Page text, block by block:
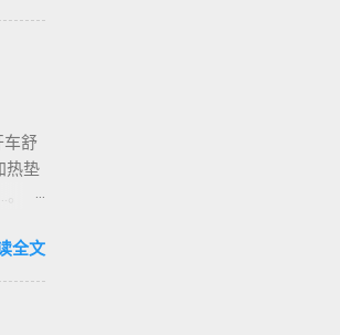
舒
热垫
。买
水
全文